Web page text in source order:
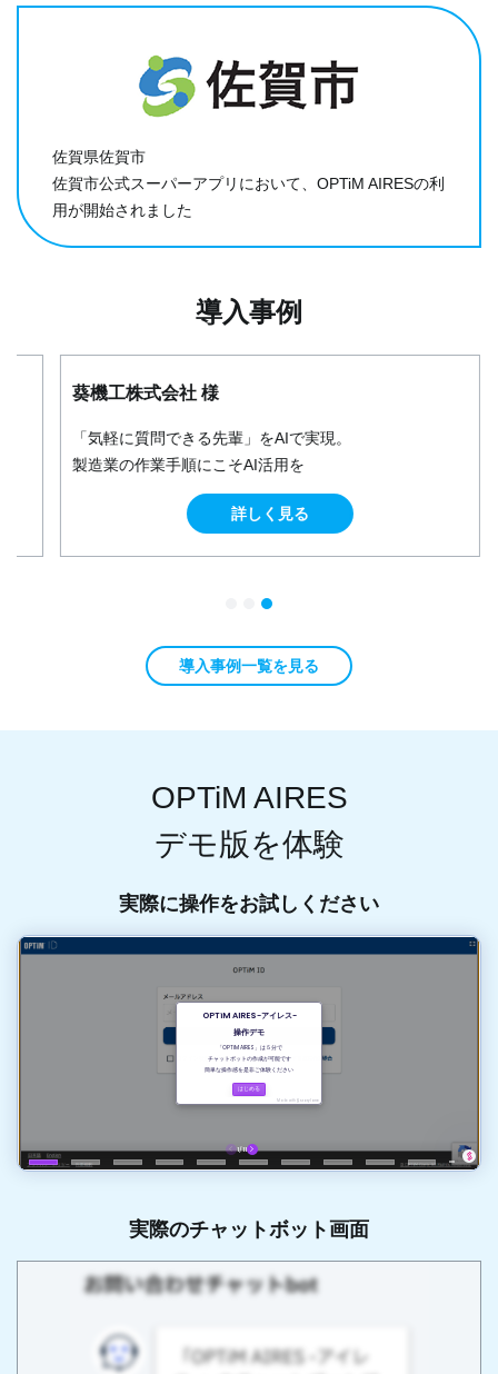
佐賀県佐賀市
佐賀市公式スーパーアプリにおいて、OPTiM AIRESの利
用が開始されました
導入事例
葵機工株式会社 様
「気軽に質問できる先輩」をAIで実現。
製造業の作業手順にこそAI活用を
詳しく見る
導入事例一覧を見る
OPTiM AIRES
デモ版を体験
実際に操作をお試しください
実際のチャットボット画面